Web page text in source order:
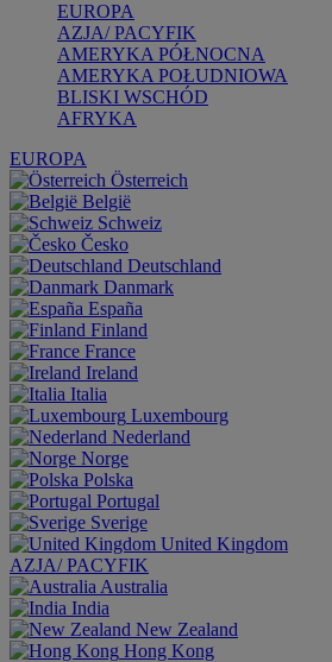
EUROPA
AZJA/ PACYFIK
AMERYKA PÓŁNOCNA
AMERYKA POŁUDNIOWA
BLISKI WSCHÓD
AFRYKA
EUROPA
Österreich
België
Schweiz
Česko
Deutschland
Danmark
España
Finland
France
Ireland
Italia
Luxembourg
Nederland
Norge
Polska
Portugal
Sverige
United Kingdom
AZJA/ PACYFIK
Australia
India
New Zealand
Hong Kong